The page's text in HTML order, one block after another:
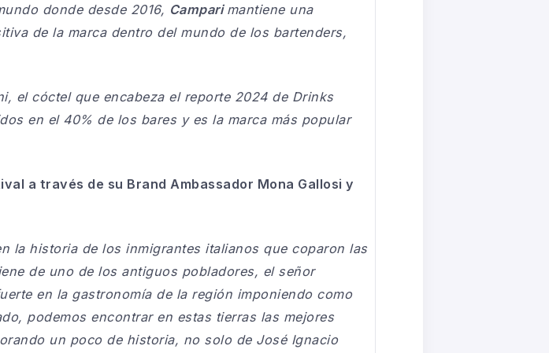
donde desde 2016, Campari mantiene una
de la marca dentro del mundo de los bartenders,
el cóctel que encabeza el reporte 2024 de Drinks
en el 40% de los bares y es la marca más popular
a través de su Brand Ambassador Mona Gallosi y
la historia de los inmigrantes italianos que coparon las
de uno de los antiguos pobladores, el señor
en la gastronomía de la región imponiendo como
podemos encontrar en estas tierras las mejores
un poco de historia, no solo de José Ignacio